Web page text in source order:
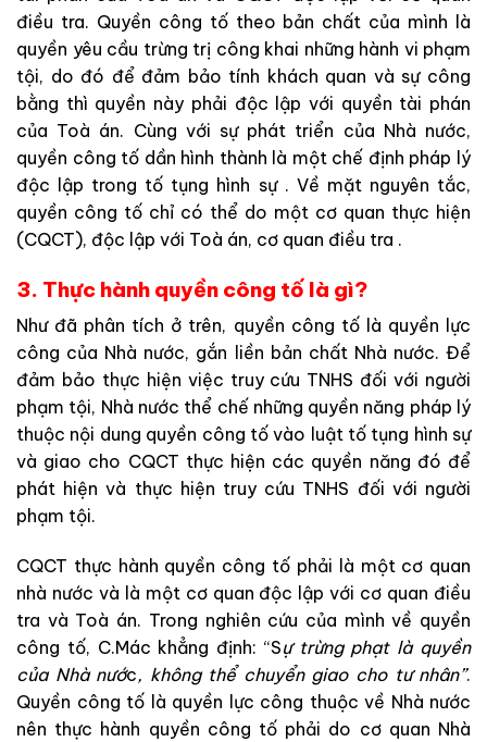
điều tra. Quyền công tố theo bản chất của mình là
quyền yêu cầu trừng trị công khai những hành vi phạm
tội, do đó để đảm bảo tính khách quan và sự công
bằng thì quyền này phải độc lập với quyền tài phán
của Toà án. Cùng với sự phát triển của Nhà nước,
quyền công tố dần hình thành là một chế định pháp lý
độc lập trong tố tụng hình sự . Về mặt nguyên tắc,
quyền công tố chỉ có thể do một cơ quan thực hiện
(CQCT), độc lập với Toà án, cơ quan điều tra .
3. Thực hành quyền công tố là gì?
Như đã phân tích ở trên, quyền công tố là quyền lực
công của Nhà nước, gắn liền bản chất Nhà nước.Để
đảm bảo thực hiện việc truy cứu TNHS đốivới người
phạm tội, Nhà nước thể chế những quyền năng pháp lý
thuộc nội dung quyền công tốvào luật tố tụng hình sự
và giao cho CQCT thực hiện các quyền năng đó để
phát hiệnvà thực hiện truy cứu TNHS đối với người
phạm tội.
CQCT thực hành quyền công tố phải là một cơ quan
nhà nước và là một cơ quan độc lậpvới cơ quan điều
tra và Toà án. Trong nghiên cứu của mìnhvề quyền
công tố, C.Mác khẳng định: “Sự trừng phạt là quyền
của Nhà nước, không thể chuyển giao cho tư nhân”.
Quyền công tố là quyền lực công thuộc về Nhà nước
nên thực hành quyền công tố phải do cơ quan Nhà